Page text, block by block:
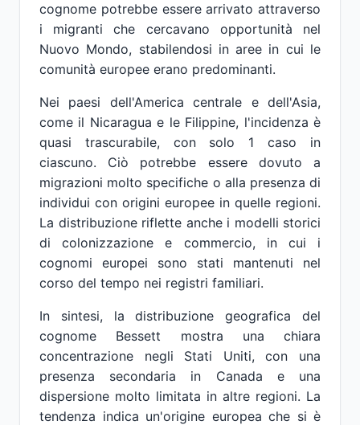
cognome potrebbe essere arrivato attraverso
i migranti che cercavano opportunità nel
Nuovo Mondo, stabilendosi in aree in cui le
comunità europee erano predominanti.
Nei paesi dell'America centrale e dell'Asia,
come il Nicaragua e le Filippine, l'incidenza è
quasi trascurabile, con solo 1 caso in
ciascuno. Ciò potrebbe essere dovuto a
migrazioni molto specifiche o alla presenza di
individui con origini europee in quelle regioni.
La distribuzione riflette anche i modelli storici
di colonizzazione e commercio, in cui i
cognomi europei sono stati mantenuti nel
corso del tempo nei registri familiari.
In sintesi, la distribuzione geografica del
cognome Bessett mostra una chiara
concentrazione negli Stati Uniti, con una
presenza secondaria in Canada e una
dispersione molto limitata in altre regioni. La
tendenza indica un'origine europea che si è